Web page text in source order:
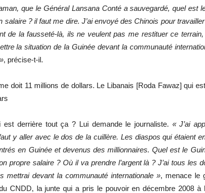
que le Général Lansana Conté a sauvegardé, quel est
salaire ? il faut me dire. J’ai envoyé des Chinois pour
de la fausseté-là, ils ne veulent pas me restituer ce
la situation de la Guinée devant la communauté
, précise-t-il.
doit 11 millions de dollars. Le Libanais [Roda Fawaz] qui
est derrière tout ça ? Lui demande le journaliste. « J’ai
y aller avec le dos de la cuillère. Les diaspos qui étaient
en Guinée et devenus des millionnaires. Quel est le
propre salaire ? Où il va prendre l’argent là ? J’ai tous les
mettrai devant la communauté internationale », menace le
CNDD, la junte qui a pris le pouvoir en décembre 2008 à